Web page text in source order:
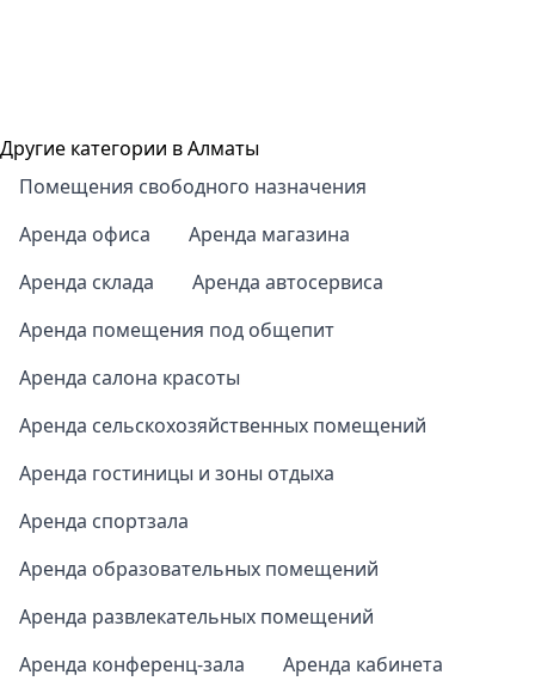
Другие категории в Алматы
Помещения свободного назначения
Аренда офиса
Аренда магазина
Аренда склада
Аренда автосервиса
Аренда помещения под общепит
Аренда салона красоты
Аренда сельскохозяйственных помещений
Аренда гостиницы и зоны отдыха
Аренда спортзала
Аренда образовательных помещений
Аренда развлекательных помещений
Аренда конференц-зала
Аренда кабинета